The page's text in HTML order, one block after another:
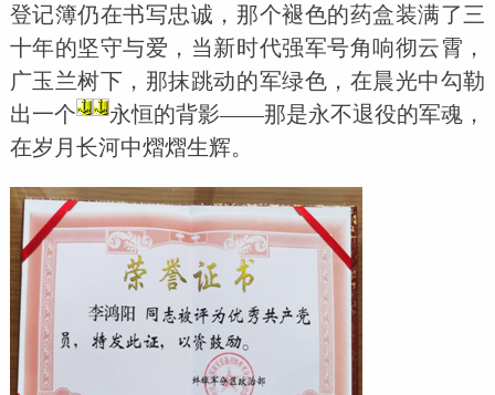
登记簿仍在书写忠诚，那个褪色的药盒装满了三
十年的坚守与爱，当新时代强军号角响彻云霄，
广玉兰树下，那抹跳动的军绿色，在晨光中勾勒
出一个
永恒的背影——那是永不退役的军魂，
在岁月长河中熠熠生辉。